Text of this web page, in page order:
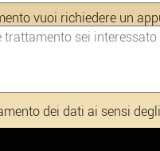
vuoi richiedere un
dei dati ai sensi